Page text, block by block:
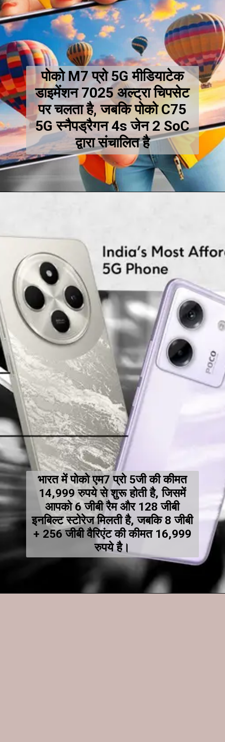
पोको M7 प्रो 5G मीडियाटेक
डाइमेंशन 7025 अल्ट्रा चिपसेट
पर चलता है, जबकि पोको C75
5G स्नैपड्रैगन 4s जेन 2 SoC
द्वारा संचालित है
भारत में पोको एम7 प्रो 5जी की कीमत
14,999 रुपये से शुरू होती है, जिसमें
आपको 6 जीबी रैम और 128 जीबी
इनबिल्ट स्टोरेज मिलती है, जबकि 8 जीबी
+ 256 जीबी वैरिएंट की कीमत 16,999
रुपये है।